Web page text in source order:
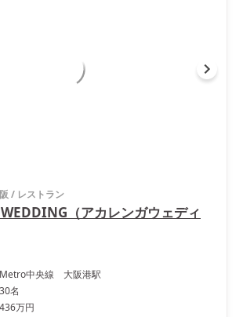
/ レストラン
（アカレンガウェディ
中央線 大阪港駅
名
436万円